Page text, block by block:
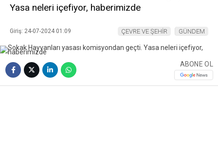
Yasa neleri içefiyor, haberimizde
Giriş: 24-07-2024 01:09 ÇEVRE VE ŞEHİR GÜNDEM
ABONE OL